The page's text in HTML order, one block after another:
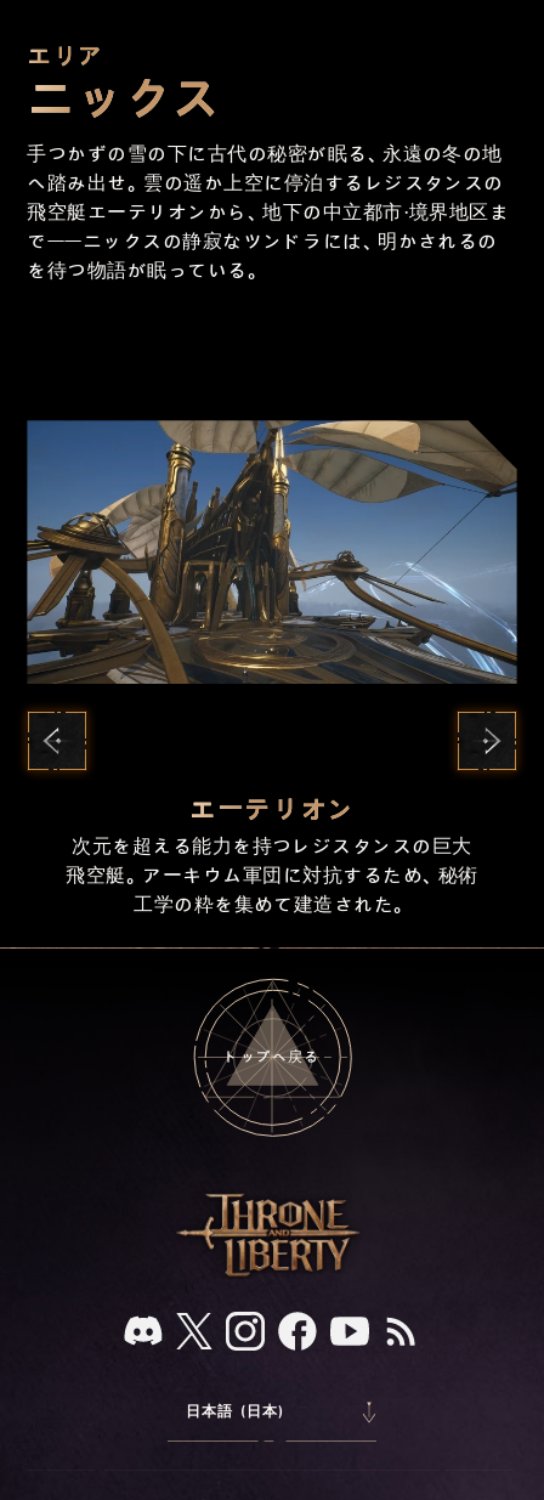
エリア
ニックス
手つかずの雪の下に古代の秘密が眠る、永遠の冬の地
へ踏み出せ。雲の遥か上空に停泊するレジスタンスの
飛空艇エーテリオンから、地下の中立都市・境界地区ま
で——ニックスの静寂なツンドラには、明かされるの
を待つ物語が眠っている。
エーテリオン
次元を超える能力を持つレジスタンスの巨大
飛空艇。アーキウム軍団に対抗するため、秘術
工学の粋を集めて建造された。
ニックスで唯一の中立地帯。あらゆる戦闘が禁
じられ、生存者たちが骨を刺す寒さと致命的な
敵から身を寄せ合う場所。
かつて栄えた文明が廃墟と化した古代都市。そ
びえ立つ氷柱の影に、恐ろしい生物が潜んでい
る。
トゥムギルがかつて戦場に乗り込んだ巨大ゴ
ーレムの残骸。今は洞窟の墓所となり、謎の勢
力が未知の儀式を行うために集まっている。
かつて巨人たちが神々に挑んだ凍てついた遺
跡。彼らの凍った記念碑とドラゴンの遺骸だけ
が残されている。
トップへ戻る
日本語 (日本)